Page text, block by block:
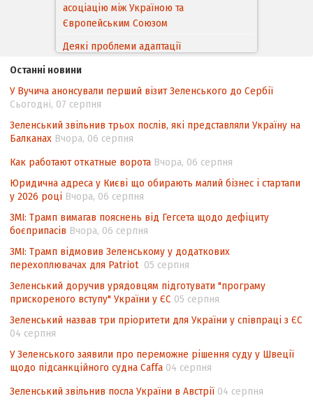
асоціацію між Україною та
Європейським Cоюзом
Деякі проблеми адаптації
походження товарів відповідно до
Угоди про торговельні аспекти прав
інтелектуальної власності (TRIPS) у
контексті євроінтеграції
Аналіз виборчого законодавства щодо
невизначеності механізму повторного
підрахунку голосів виборців
Інформаційна безпека суспільства
Останні новини
У Вучича анонсували перший візит Зеленського до Сербії
Сьогодні, 07 серпня
Зеленський звільнив трьох послів, які представляли Україну на
Балканах Вчора, 06 серпня
Как работают откатные ворота Вчора, 06 серпня
Юридична адреса у Києві що обирають малий бізнес і стартапи
у 2026 році Вчора, 06 серпня
ЗМІ: Трамп вимагав пояснень від Гегсета щодо дефіциту
боєприпасів Вчора, 06 серпня
ЗМІ: Трамп відмовив Зеленському у додаткових
перехоплювачах для Patriot 05 серпня
Зеленський доручив урядовцям підготувати "програму
прискореного вступу" України у ЄС 05 серпня
Зеленський назвав три пріоритети для України у співпраці з ЄС
04 серпня
У Зеленського заявили про переможне рішення суду у Швеції
щодо підсанкційного судна Caffa 04 серпня
Зеленський звільнив посла України в Австрії 04 серпня